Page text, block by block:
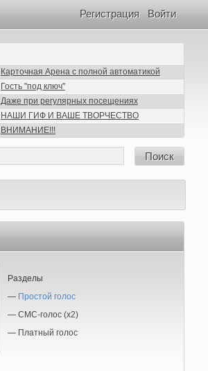
Войти
Регистрация
Карточная Арена с полной автоматикой
Гость "под ключ"
Даже при регулярных посещениях
НАШИ ГИФ И ВАШЕ ТВОРЧЕСТВО
ВНИМАНИЕ!!!
Поиск
Разделы
— Простой голос
— СМС-голос (x2)
— Платный голос